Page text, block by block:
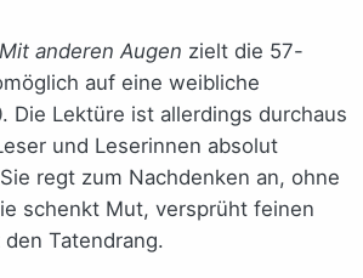
Mit anderen Augen zielt die 57-
auf eine weibliche
Die Lektüre ist allerdings durchaus
und Leserinnen absolut
regt zum Nachdenken an, ohne
schenkt Mut, versprüht feinen
Tatendrang.